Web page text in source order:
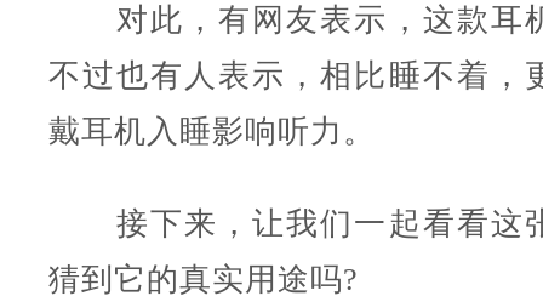
对此，有网友表示，这款耳
不过也有人表示，相比睡不着，
戴耳机入睡影响听力。
接下来，让我们一起看看这
猜到它的真实用途吗?